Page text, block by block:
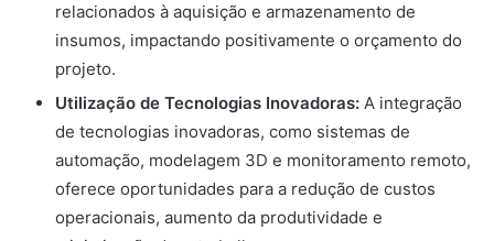
relacionados à aquisição e armazenamento de
insumos, impactando positivamente o orçamento do
projeto.
Utilização de Tecnologias Inovadoras: A integração
de tecnologias inovadoras, como sistemas de
automação, modelagem 3D e monitoramento remoto,
oferece oportunidades para a redução de custos
operacionais, aumento da produtividade e